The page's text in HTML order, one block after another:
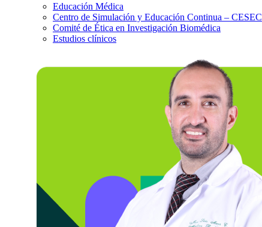
Educación Médica
Centro de Simulación y Educación Continua – CESEC
Comité de Ética en Investigación Biomédica
Estudios clínicos